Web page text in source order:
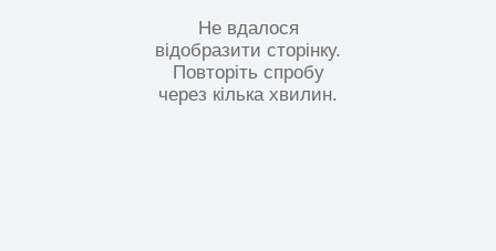
Не вдалося
відобразити сторінку.
Повторіть спробу
через кілька хвилин.